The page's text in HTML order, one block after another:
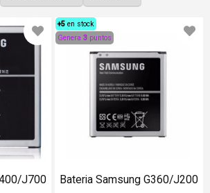
J700
+5 en stock
Genera 3 puntos
Bateria Samsung G360/J200